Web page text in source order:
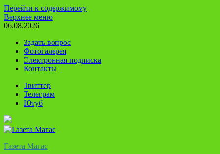
Перейти к содержимому
Верхнее меню
06.08.2026
Задать вопрос
Фотогалерея
Электронная подписка
Контакты
Твиттер
Телеграм
Ютуб
Газета Магас